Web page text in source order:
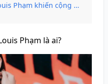
khi lan truyền tranh vẽ chứa nội dung phản cảm
Phạm là ai?